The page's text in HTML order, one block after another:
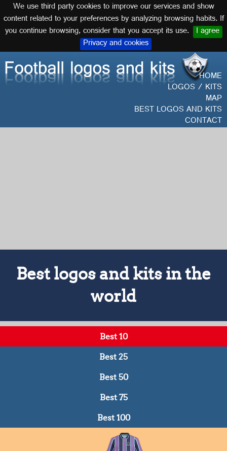
We use third party cookies to improve our services and show
content related to your preferences by analyzing browsing habits. If
you continue browsing, consider that you accept its use. I agree
Privacy and cookies
English
HOME
LOGOS / KITS
MAP
BEST LOGOS AND KITS
CONTACT
Best logos and kits in the
world
Best 10
Best 25
Best 50
Best 75
Best 100